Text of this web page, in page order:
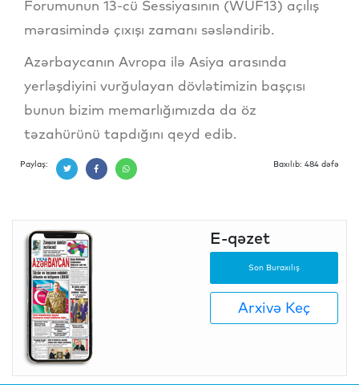
Forumunun 13-cü Sessiyasının (WUF13) açılış
mərasimində çıxışı zamanı səsləndirib.
Azərbaycanın Avropa ilə Asiya arasında
yerləşdiyini vurğulayan dövlətimizin başçısı
bunun bizim memarlığımızda da öz
təzahürünü tapdığını qeyd edib.
Paylaş: Baxılıb: 484 dəfə
E-qəzet
Son Buraxılış
Arxivə Keç